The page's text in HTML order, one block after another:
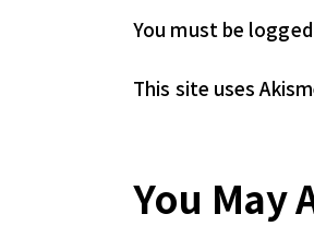
You must be
This site uses
You May